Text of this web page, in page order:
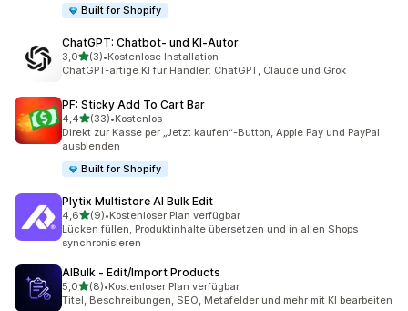
Built for Shopify
ChatGPT: Chatbot‑ und KI‑Autor
3,0von 5 Sternen
(3)
3 Rezensionen insgesamt
•Kostenlose Installation
ChatGPT-artige KI für Händler: ChatGPT, Claude und Grok
PF: Sticky Add To Cart Bar
4,4von 5 Sternen
(33)
33 Rezensionen insgesamt
•Kostenlos
Direkt zur Kasse per „Jetzt kaufen“-Button, Apple Pay und PayPal
ausblenden
Built for Shopify
Plytix Multistore AI Bulk Edit
4,6von 5 Sternen
(9)
9 Rezensionen insgesamt
•Kostenloser Plan verfügbar
Lücken füllen, Produktinhalte übersetzen und in allen Shops
synchronisieren
AIBulk ‑ Edit/Import Products
5,0von 5 Sternen
(8)
8 Rezensionen insgesamt
•Kostenloser Plan verfügbar
Titel, Beschreibungen, SEO, Metafelder und mehr mit KI bearbeiten